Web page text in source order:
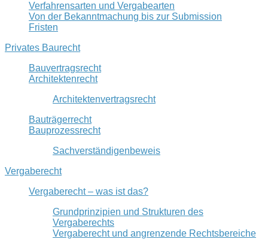
Verfahrensarten und Vergabearten
Von der Bekanntmachung bis zur Submission
Fristen
Privates Baurecht
Bauvertragsrecht
Architektenrecht
Architektenvertragsrecht
Bauträgerrecht
Bauprozessrecht
Sachverständigenbeweis
Vergaberecht
Vergaberecht – was ist das?
Grundprinzipien und Strukturen des
Vergaberechts
Vergaberecht und angrenzende Rechtsbereiche